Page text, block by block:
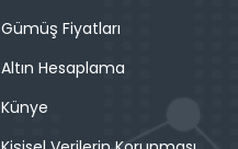
Gümüş Fiyatları
Altın Hesaplama
Künye